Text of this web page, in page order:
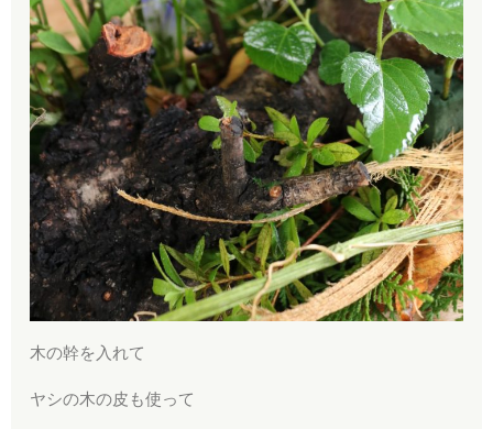
木の幹を入れて
ヤシの木の皮も使って